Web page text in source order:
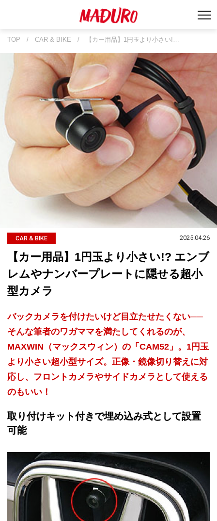
TOP / CAR & BIKE / 【カー用品】1円玉より小さい!…
CAR & BIKE 2025.04.26
【カー用品】1円玉より小さい!? エンブ
レムやナンバープレートに隠せる超小
型カメラ
バックカメラを付けたいけど目立たせたくない──
そんな筆者のワガママを満たしてくれるのが、
MAXWIN（マックスウィン）の「CAM52」。1円玉
より小さい超小型サイズ。正像・鏡像切り替えに対
応し、フロントカメラやサイドカメラとして使える
のもいい！
取り付けキット付きで埋め込み式として設置
可能